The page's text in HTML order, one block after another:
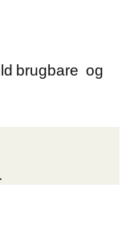
brugbare og